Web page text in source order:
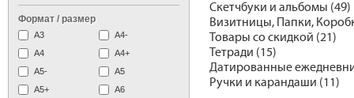
Скетчбуки и альбомы (49)
Визитницы, Папки,
Товары со скидкой (21)
Тетради (15)
Датированные
Ручки и карандаши (11)
Формат / размер
А3
А4-
А4
A4+
А5-
А5
A5+
А6